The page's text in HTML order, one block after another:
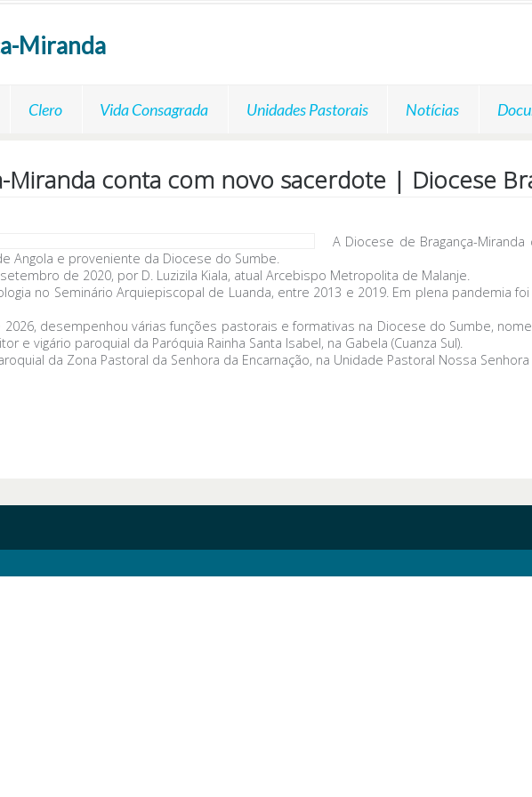
Miranda
Clero Vida Consagrada Unidades Pastorais Notícias
Miranda conta com novo sacerdote | Diocese
A Diocese de Bragança-
Angola e proveniente da Diocese do Sumbe.
de 2020, por D. Luzizila Kiala, atual Arcebispo Metropolita de Malanje.
no Seminário Arquiepiscopal de Luanda, entre 2013 e 2019. Em plena pandemia
desempenhou várias funções pastorais e formativas na Diocese do Sumbe,
e vigário paroquial da Paróquia Rainha Santa Isabel, na Gabela (Cuanza Sul).
da Zona Pastoral da Senhora da Encarnação, na Unidade Pastoral Nossa